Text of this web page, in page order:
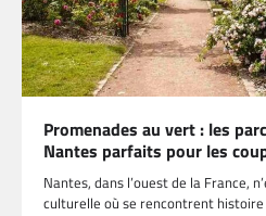
Promenades au vert : les
Nantes parfaits pour les
Nantes, dans l’ouest de la France,
culturelle où se rencontrent